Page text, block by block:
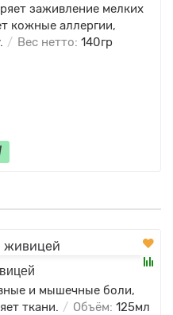
заживление мелких
кожные аллергии,
Вес нетто: 140гр
и мышечные боли,
ткани.
Объём: 125мл